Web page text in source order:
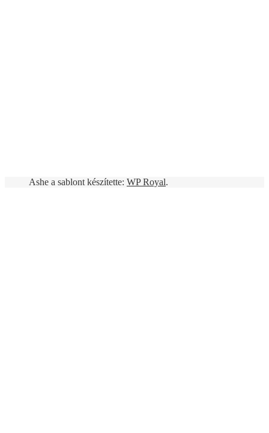
Ashe a sablont készítette: WP Royal.